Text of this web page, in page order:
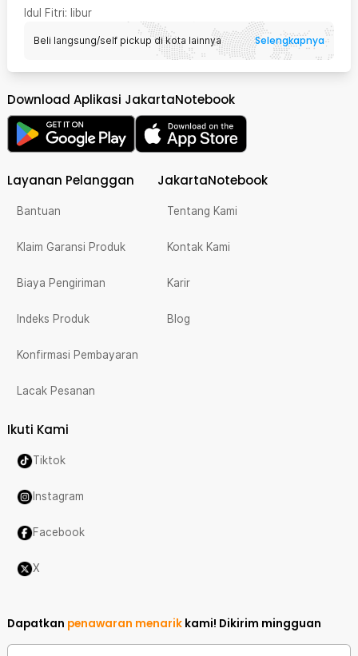
Idul Fitri: libur
Beli langsung/self pickup di kota lainnya Selengkapnya
Download Aplikasi JakartaNotebook
Layanan Pelanggan
Bantuan
Klaim Garansi Produk
Biaya Pengiriman
Indeks Produk
Konfirmasi Pembayaran
Lacak Pesanan
JakartaNotebook
Tentang Kami
Kontak Kami
Karir
Blog
Ikuti Kami
Tiktok
Instagram
Facebook
X
Dapatkan penawaran menarik kami! Dikirim mingguan